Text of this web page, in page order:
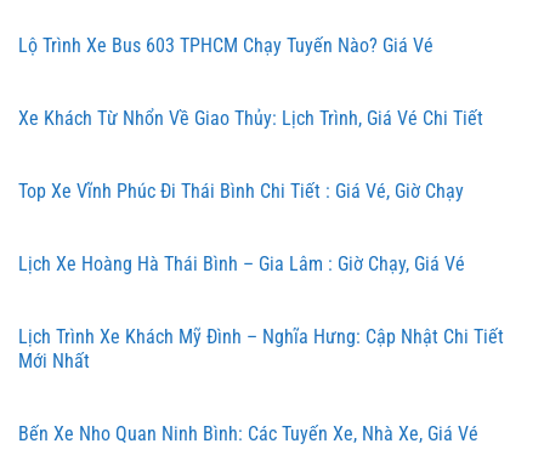
Lộ Trình Xe Bus 603 TPHCM Chạy Tuyến Nào? Giá Vé
Xe Khách Từ Nhổn Về Giao Thủy: Lịch Trình, Giá Vé Chi Tiết
Top Xe Vĩnh Phúc Đi Thái Bình Chi Tiết : Giá Vé, Giờ Chạy
Lịch Xe Hoàng Hà Thái Bình – Gia Lâm : Giờ Chạy, Giá Vé
Lịch Trình Xe Khách Mỹ Đình – Nghĩa Hưng: Cập Nhật Chi Tiết
Mới Nhất
Bến Xe Nho Quan Ninh Bình: Các Tuyến Xe, Nhà Xe, Giá Vé